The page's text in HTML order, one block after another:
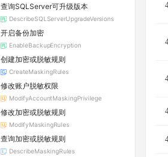
查询SQLServer可升级版本
DescribeSQLServerUpgradeVersions
开启备份加密
EnableBackupEncryption
创建加密或脱敏规则
CreateMaskingRules
修改账户脱敏权限
ModifyAccountMaskingPrivilege
修改加密或脱敏规则
ModifyMaskingRules
查询加密或脱敏规则
DescribeMaskingRules